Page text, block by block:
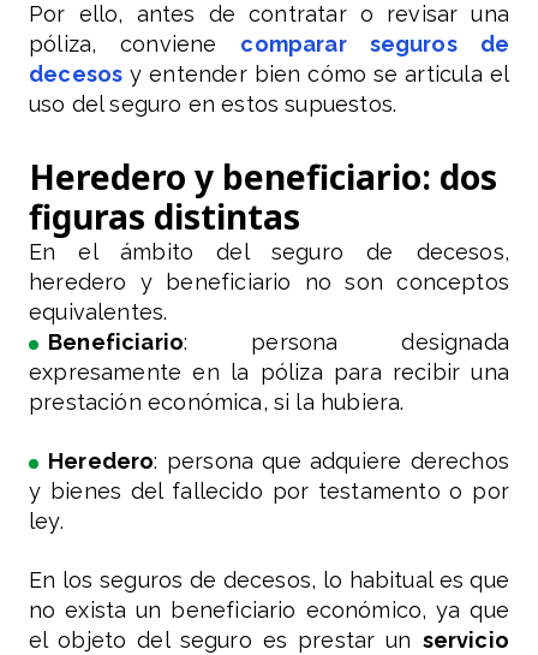
Por ello, antes de contratar o revisar una
póliza, conviene comparar seguros de
decesos y entender bien cómo se articula el
uso del seguro en estos supuestos.
Heredero y beneficiario: dos
figuras distintas
En el ámbito del seguro de decesos,
heredero y beneficiario no son conceptos
equivalentes.
Beneficiario: persona designada
expresamente en la póliza para recibir una
prestación económica, si la hubiera.
Heredero: persona que adquiere derechos
y bienes del fallecido por testamento o por
ley.
En los seguros de decesos, lo habitual es que
no exista un beneficiario económico, ya que
el objeto del seguro es prestar un servicio